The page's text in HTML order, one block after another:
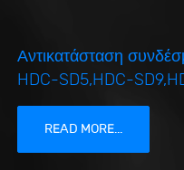
Αντικατάσταση
HDC-SD5,HDC-
READ MORE...